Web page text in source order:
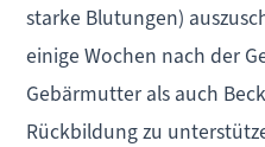
starke Blutungen)
einige Wochen nach der
Gebärmutter als auch
Rückbildung zu